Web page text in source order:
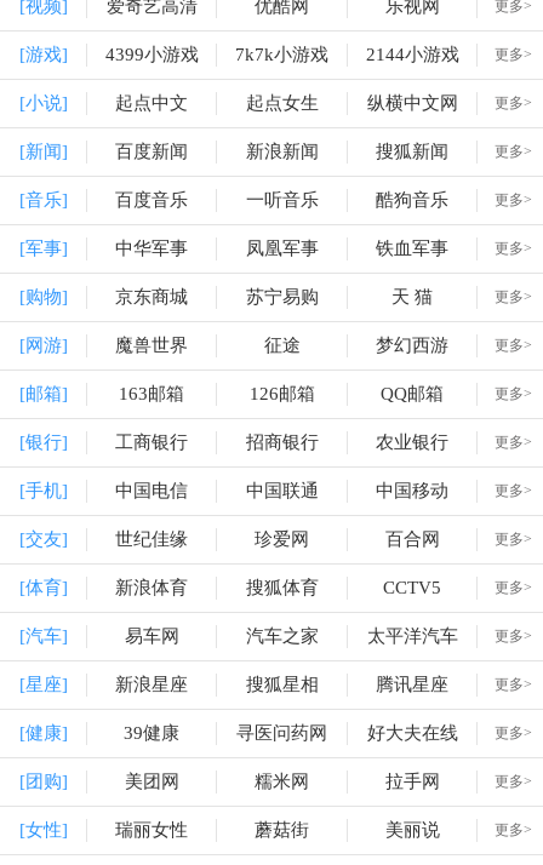
[视频] 爱奇艺高清 优酷网 乐视网 更多>
[游戏] 4399小游戏 7k7k小游戏 2144小游戏 更多>
[小说] 起点中文 起点女生 纵横中文网 更多>
[新闻] 百度新闻 新浪新闻 搜狐新闻 更多>
[音乐] 百度音乐 一听音乐 酷狗音乐 更多>
[军事] 中华军事 凤凰军事 铁血军事 更多>
[购物] 京东商城 苏宁易购 天 猫 更多>
[网游] 魔兽世界 征途 梦幻西游 更多>
[邮箱] 163邮箱 126邮箱 QQ邮箱 更多>
[银行] 工商银行 招商银行 农业银行 更多>
[手机] 中国电信 中国联通 中国移动 更多>
[交友] 世纪佳缘 珍爱网 百合网 更多>
[体育] 新浪体育 搜狐体育 CCTV5 更多>
[汽车] 易车网 汽车之家 太平洋汽车 更多>
[星座] 新浪星座 搜狐星相 腾讯星座 更多>
[健康] 39健康 寻医问药网 好大夫在线 更多>
[团购] 美团网 糯米网 拉手网 更多>
[女性] 瑞丽女性 蘑菇街 美丽说 更多>